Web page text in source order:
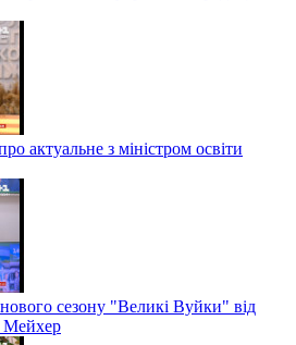
актуальне з міністром освіти
сезону "Великі Вуйки" від
Мейхер